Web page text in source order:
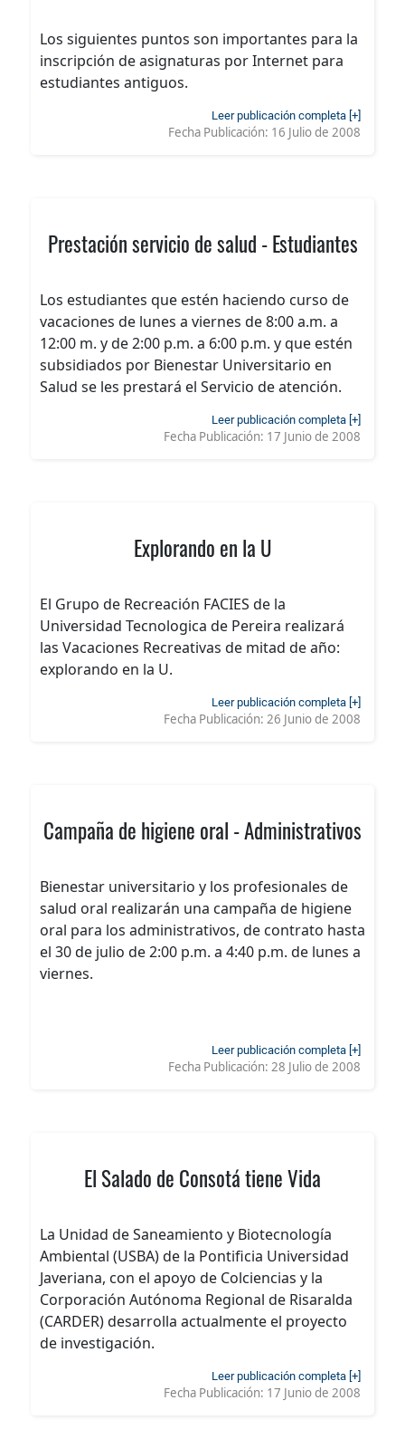
Los siguientes puntos son importantes para la
inscripción de asignaturas por Internet para
estudiantes antiguos.
Leer publicación completa [+]
Fecha Publicación: 16 Julio de 2008
Prestación servicio de salud - Estudiantes
Los estudiantes que estén haciendo curso de
vacaciones de lunes a viernes de 8:00 a.m. a
12:00 m. y de 2:00 p.m. a 6:00 p.m. y que estén
subsidiados por Bienestar Universitario en
Salud se les prestará el Servicio de atención.
Leer publicación completa [+]
Fecha Publicación: 17 Junio de 2008
Explorando en la U
El Grupo de Recreación FACIES de la
Universidad Tecnologica de Pereira realizará
las Vacaciones Recreativas de mitad de año:
explorando en la U.
Leer publicación completa [+]
Fecha Publicación: 26 Junio de 2008
Campaña de higiene oral - Administrativos
Bienestar universitario y los profesionales de
salud oral realizarán una campaña de higiene
oral para los administrativos, de contrato hasta
el 30 de julio de 2:00 p.m. a 4:40 p.m. de lunes a
viernes.
Leer publicación completa [+]
Fecha Publicación: 28 Julio de 2008
El Salado de Consotá tiene Vida
La Unidad de Saneamiento y Biotecnología
Ambiental (USBA) de la Pontificia Universidad
Javeriana, con el apoyo de Colciencias y la
Corporación Autónoma Regional de Risaralda
(CARDER) desarrolla actualmente el proyecto
de investigación.
Leer publicación completa [+]
Fecha Publicación: 17 Junio de 2008